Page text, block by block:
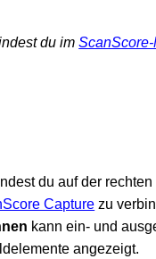
du im
du auf der
Capture zu
kann ein- und
angezeigt.